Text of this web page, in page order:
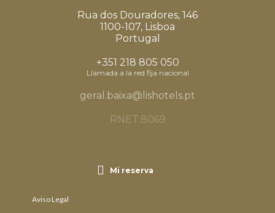
Rua dos Douradores, 146
1100-107, Lisboa
Portugal
+351 218 805 050
Llamada a la red fija nacional
geral.baixa@lishotels.pt
RNET:8069
Mi reserva
Aviso Legal